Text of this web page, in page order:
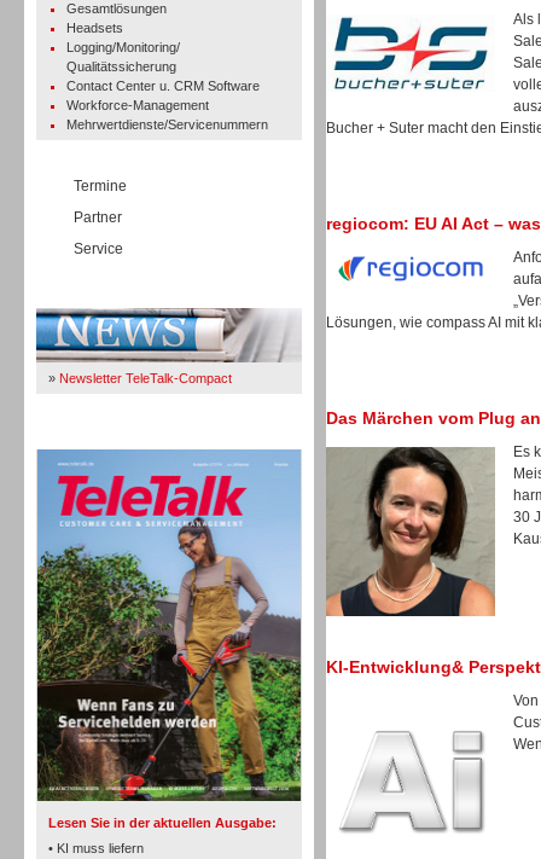
Gesamtlösungen
Headsets
Logging/Monitoring/
Qualitätssicherung
Contact Center u. CRM Software
Workforce-Management
Mehrwertdienste/Servicenummern
Termine
Partner
Service
» Newsletter TeleTalk-Compact
Lesen Sie in der aktuellen Ausgabe:
• KI muss liefern
TK- und ACD-Systeme
Als
Bucher + Suter macht den
regiocom: EU AI Act –
Lösungen, wie compass AI mit
Das Märchen vom Plug
Es
30
KI-Entwicklung&